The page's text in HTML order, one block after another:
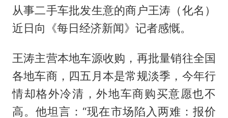
从事二手车批发生意的商户王涛（化名）
近日向《每日经济新闻》记者感慨。
王涛主营本地车源收购，再批量销往全国
各地车商，四五月本是常规淡季，今年行
情却格外冷清，外地车商购买意愿也不
高。他坦言：“现在市场陷入两难：报价